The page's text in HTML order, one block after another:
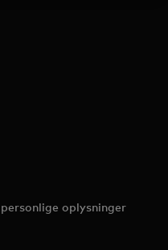
oplysninger